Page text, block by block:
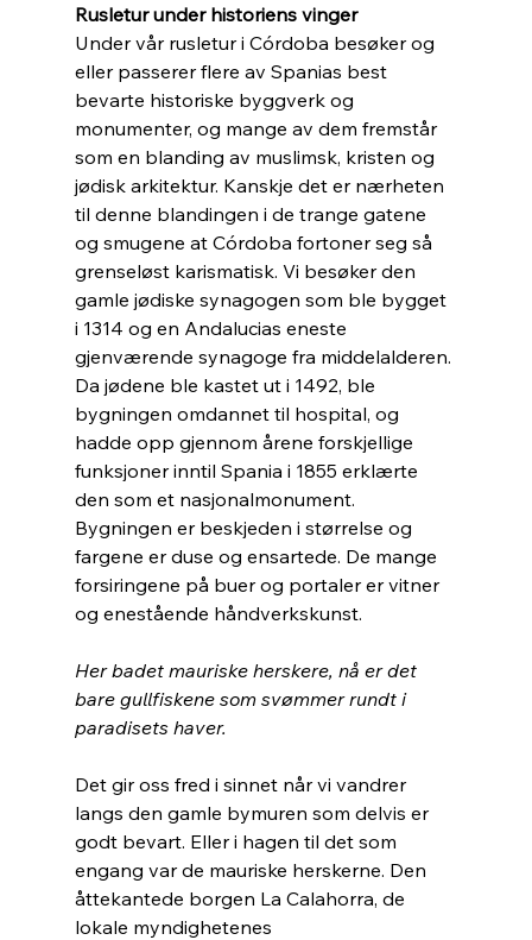
Rusletur under historiens vinger
Under vår rusletur i Córdoba besøker og
eller passerer flere av Spanias best
bevarte historiske byggverk og
monumenter, og mange av dem fremstår
som en blanding av muslimsk, kristen og
jødisk arkitektur. Kanskje det er nærheten
til denne blandingen i de trange gatene
og smugene at Córdoba fortoner seg så
grenseløst karismatisk. Vi besøker den
gamle jødiske synagogen som ble bygget
i 1314 og en Andalucias eneste
gjenværende synagoge fra middelalderen.
Da jødene ble kastet ut i 1492, ble
bygningen omdannet til hospital, og
hadde opp gjennom årene forskjellige
funksjoner inntil Spania i 1855 erklærte
den som et nasjonalmonument.
Bygningen er beskjeden i størrelse og
fargene er duse og ensartede. De mange
forsiringene på buer og portaler er vitner
og enestående håndverkskunst.
Her badet mauriske herskere, nå er det
bare gullfiskene som svømmer rundt i
paradisets haver.
Det gir oss fred i sinnet når vi vandrer
langs den gamle bymuren som delvis er
godt bevart. Eller i hagen til det som
engang var de mauriske herskerne. Den
åttekantede borgen La Calahorra, de
lokale myndighetenes